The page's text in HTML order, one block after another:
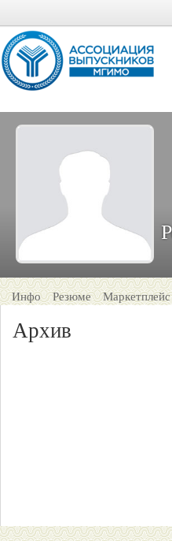
Инфо Резюме Маркетплейс
Архив